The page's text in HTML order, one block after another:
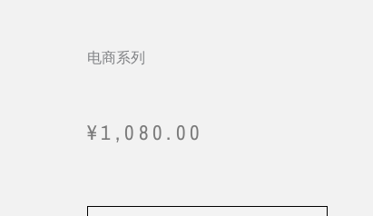
电商系列
¥1,080.00